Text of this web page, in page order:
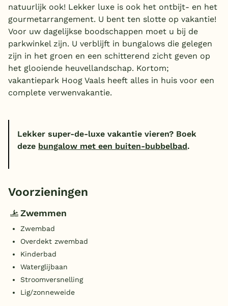
natuurlijk ook! Lekker luxe is ook het ontbijt- en het
gourmetarrangement. U bent ten slotte op vakantie!
Voor uw dagelijkse boodschappen moet u bij de
parkwinkel zijn. U verblijft in bungalows die gelegen
zijn in het groen en een schitterend zicht geven op
het glooiende heuvellandschap. Kortom;
vakantiepark Hoog Vaals heeft alles in huis voor een
complete verwenvakantie.
Lekker super-de-luxe vakantie vieren? Boek
deze bungalow met een buiten-bubbelbad.
Voorzieningen
Zwemmen
Zwembad
Overdekt zwembad
Kinderbad
Waterglijbaan
Stroomversnelling
Lig/zonneweide